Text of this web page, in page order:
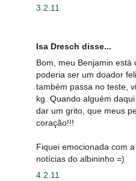
3.2.11
Isa Dresch disse...
Bom, meu Benjamin está
poderia ser um doador
também passa no teste,
kg. Quando alguém
dar um grito, que meus
coração!!!
Fiquei emocionada com
notícias do albininho =)
4.2.11